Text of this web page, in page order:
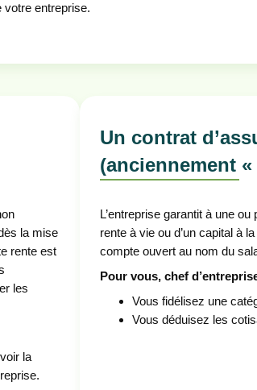
votre entreprise.
la mise
rente est
les
la
Un contrat
(anciennement
L’entreprise garantit à une
rente à vie ou d’un capital à
compte ouvert au nom du
Pour vous, chef
Vous fidélisez une
Vous déduisez les